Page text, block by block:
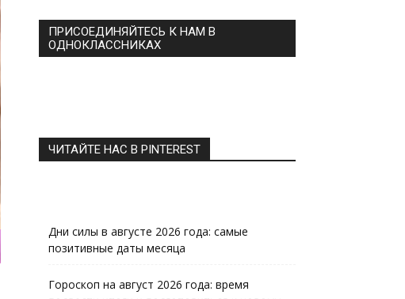
ПРИСОЕДИНЯЙТЕСЬ К НАМ В
ОДНОКЛАССНИКАХ
ЧИТАЙТЕ НАС В PINTEREST
Дни силы в августе 2026 года: самые
позитивные даты месяца
Гороскоп на август 2026 года: время